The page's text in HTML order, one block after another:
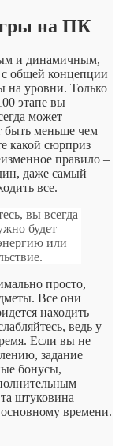
на ПК
и динамичным,
с общей концепции
на уровни. Только
этапе вы
может
быть меньше чем
какой сюрприз
правило –
даже самый
все.
вы всегда
будет
или
просто,
Все они
находить
ведь у
Если вы не
задание
бонусы,
штуковина
времени.